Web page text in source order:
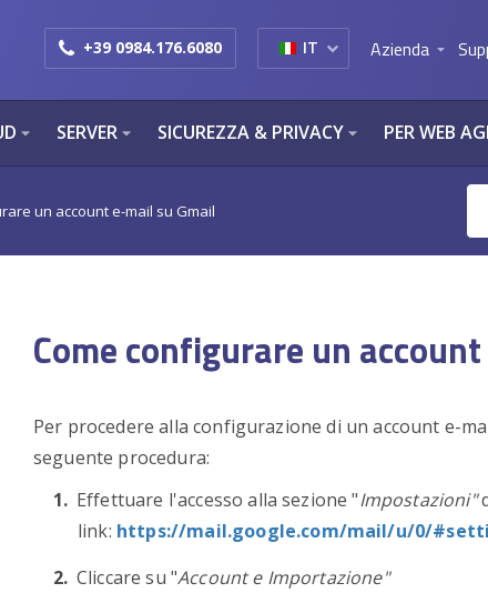
+39 0984.176.6080 IT Azienda arrow_drop_down
arrow_drop_down SERVERarrow_drop_down SICUREZZA & PRIVACYarrow_drop_down PER WEB
un account e-mail su Gmail
Come configurare un
Per procedere alla configurazione di un account e-
seguente procedura:
Effettuare l'accesso alla sezione "Impostazioni"
link: https://mail.google.com/mail/u/0/
Cliccare su "Account e Importazione"